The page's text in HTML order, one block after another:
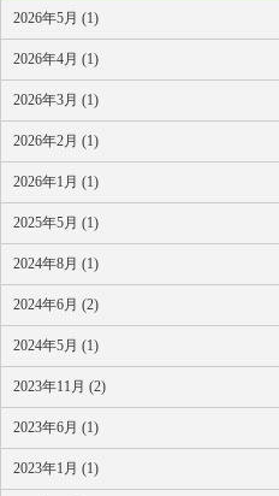
2026年5月 (1)
2026年4月 (1)
2026年3月 (1)
2026年2月 (1)
2026年1月 (1)
2025年5月 (1)
2024年8月 (1)
2024年6月 (2)
2024年5月 (1)
2023年11月 (2)
2023年6月 (1)
2023年1月 (1)